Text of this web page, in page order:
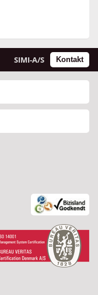
Kontakt
SIMI-A/S